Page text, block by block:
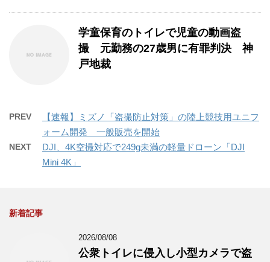
学童保育のトイレで児童の動画盗
撮 元勤務の27歳男に有罪判決 神
戸地裁
PREV
【速報】ミズノ「盗撮防止対策」の陸上競技用ユニフ
ォーム開発 一般販売を開始
NEXT
DJI、4K空撮対応で249g未満の軽量ドローン「DJI
Mini 4K」
新着記事
2026/08/08
公衆トイレに侵入し小型カメラで盗